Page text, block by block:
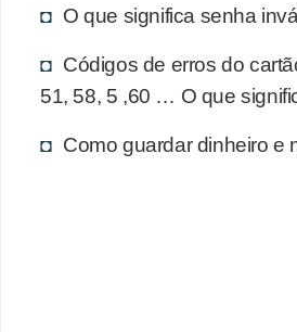
O que significa senha
Códigos de erros do
51, 58, 5 ,60 … O que
Como guardar dinheiro e
ã
f
i
n